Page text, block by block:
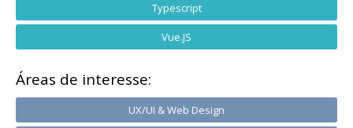
Typescript
Vue.JS
Áreas de interesse:
UX/UI & Web Design